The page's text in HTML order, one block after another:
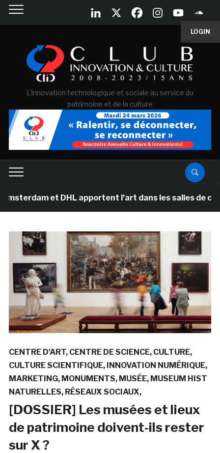
LOGIN
L'innovation technologique et sociale au service du
patrimoine et de la culture
et DHL apportent l’art dans les salles de classe
CENTRE D'ART CENTRE DE SCIENCE CULTURE
CULTURE SCIENTIFIQUE INNOVATION NUMÉRIQUE
MARKETING MONUMENTS MUSÉE MUSEUM HIST
NATURELLES RÉSEAUX SOCIAUX
[DOSSIER] Les musées et lieux
de patrimoine doivent-ils rester
sur X ?